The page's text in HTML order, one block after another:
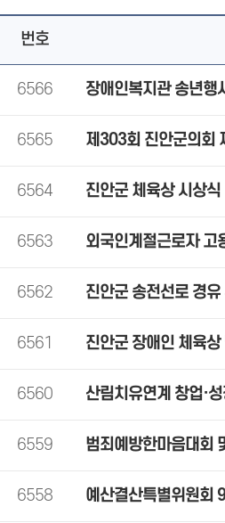
번호
6566 장애인복지관 송년행
6565 제303회 진안군의회
6564 진안군 체육상 시상식
6563 외국인계절근로자 고
6562 진안군 송전선로 경유
6561 진안군 장애인 체육
6560 산림치유연계 창업·
6559 범죄예방한마음대회
6558 예산결산특별위원회